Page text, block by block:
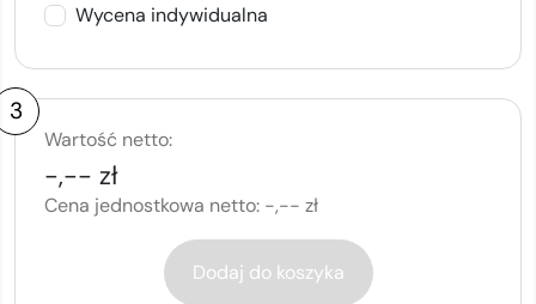
Wycena indywidualna
3
Wartość netto:
-,-- zł
Cena jednostkowa netto: -,-- zł
Dodaj do koszyka